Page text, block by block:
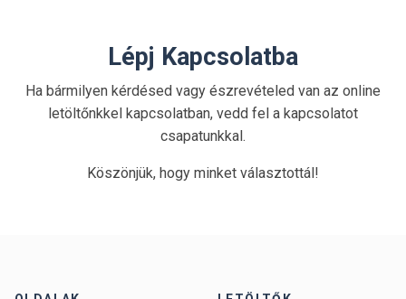
Lépj Kapcsolatba
Ha bármilyen kérdésed vagy észrevételed van az online
letöltőnkkel kapcsolatban, vedd fel a kapcsolatot
csapatunkkal.
Köszönjük, hogy minket választottál!